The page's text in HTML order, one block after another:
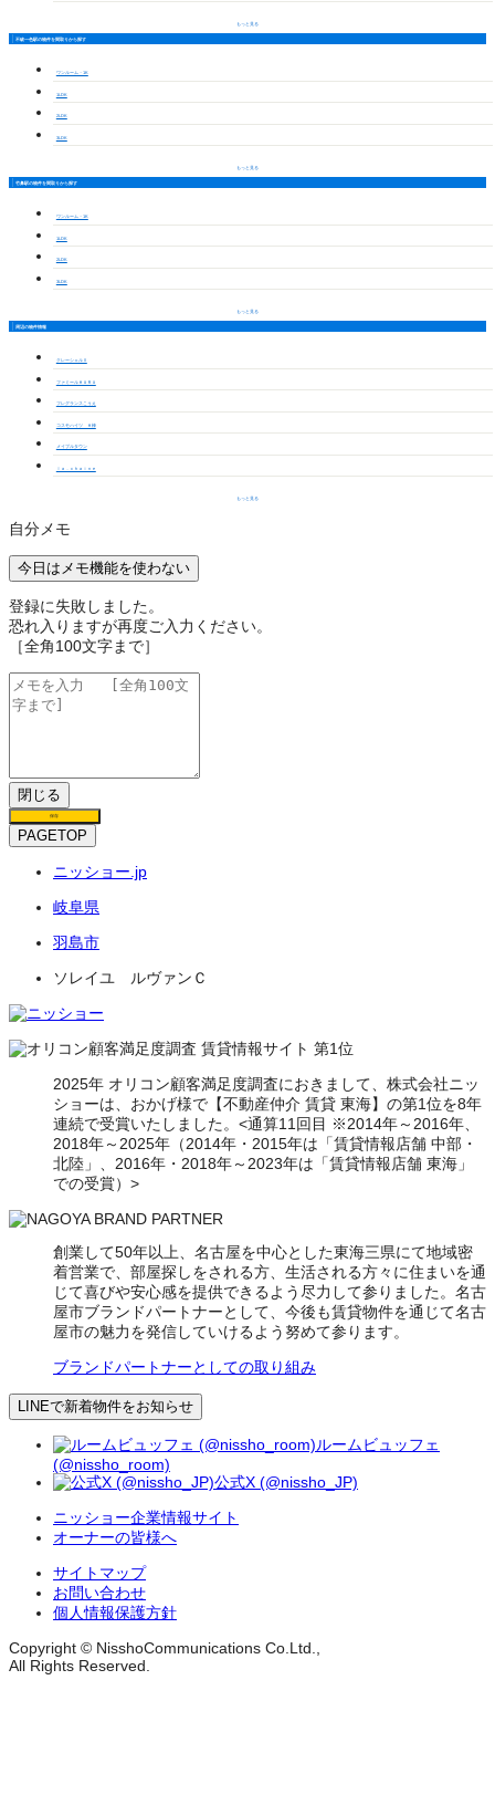
もっと見る
不破一色駅の物件を間取りから探す
ワンルーム・1K
1LDK
2LDK
3LDK
もっと見る
竹鼻駅の物件を間取りから探す
ワンルーム・1K
1LDK
2LDK
3LDK
もっと見る
周辺の物件情報
クレーシェルⅡ
ファミールＨＡＲＡ
フレグランスこうえ
コスモハイツ Ｈ棟
メイプルタウン
ｌａ．ｃｈａｉｎｅ
もっと見る
自分メモ
今日はメモ機能を使わない
登録に失敗しました。
恐れ入りますが再度ご入力ください。
［全角100文字まで］
閉じる
保存
PAGETOP
ニッショー.jp
岐阜県
羽島市
ソレイユ ルヴァンＣ
2025年 オリコン顧客満足度調査におきまして、株式会社ニッ
ショーは、おかげ様で【不動産仲介 賃貸 東海】の第1位を8年
連続で受賞いたしました。<通算11回目 ※2014年～2016年、
2018年～2025年（2014年・2015年は「賃貸情報店舗 中部・
北陸」、2016年・2018年～2023年は「賃貸情報店舗 東海」
での受賞）>
創業して50年以上、名古屋を中心とした東海三県にて地域密
着営業で、部屋探しをされる方、生活される方々に住まいを通
じて喜びや安心感を提供できるよう尽力して参りました。名古
屋市ブランドパートナーとして、今後も賃貸物件を通じて名古
屋市の魅力を発信していけるよう努めて参ります。
ブランドパートナーとしての取り組み
LINEで新着物件をお知らせ
ルームビュッフェ
(@nissho_room)
公式X (@nissho_JP)
ニッショー企業情報サイト
オーナーの皆様へ
サイトマップ
お問い合わせ
個人情報保護方針
Copyright © NisshoCommunications Co.Ltd.,
All Rights Reserved.